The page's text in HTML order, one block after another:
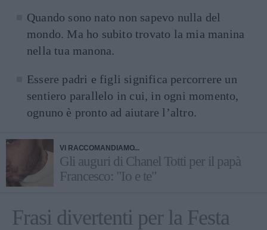
Quando sono nato non sapevo nulla del
mondo. Ma ho subito trovato la mia manina
nella tua manona.
Essere padri e figli significa percorrere un
sentiero parallelo in cui, in ogni momento,
ognuno è pronto ad aiutare l’altro.
VI RACCOMANDIAMO...
Gli auguri di Chanel Totti per il papà
Francesco: "Io e te"
Frasi divertenti per la Festa